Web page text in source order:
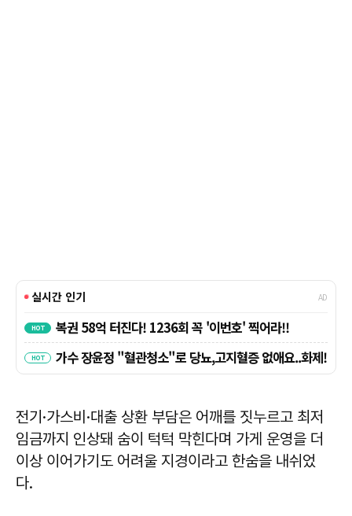
전기·가스비·대출 상환 부담은 어깨를 짓누르고 최저
임금까지 인상돼 숨이 턱턱 막힌다며 가게 운영을 더
이상 이어가기도 어려울 지경이라고 한숨을 내쉬었
다.